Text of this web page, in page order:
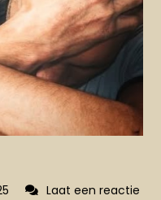
Laat een reactie